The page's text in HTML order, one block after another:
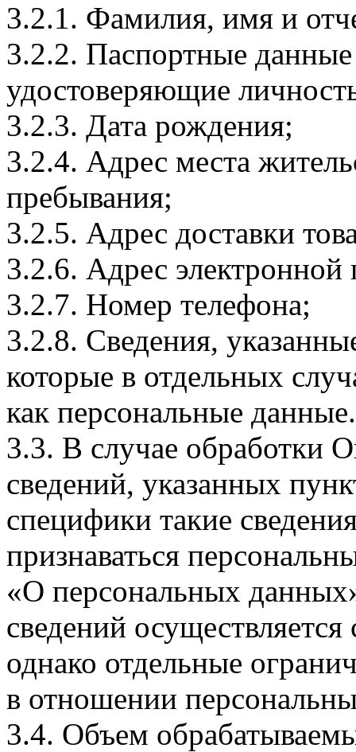
3.2.1. Фамилия, имя и
3.2.2. Паспортные
удостоверяющие
3.2.3. Дата рождения;
3.2.4. Адрес места
пребывания;
3.2.5. Адрес доставки
3.2.6. Адрес электронной
3.2.7. Номер телефона;
3.2.8. Сведения,
которые в отдельных
как персональные данные.
3.3. В случае обработки
сведений, указанных
специфики такие
признаваться
«О персональных
сведений
однако отдельные
в отношении
3.4. Объем